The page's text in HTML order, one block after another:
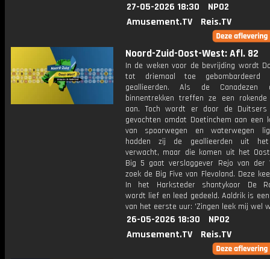
27-05-2026 18:30
NPO2
Amusement.TV
Reis.TV
Noord-Zuid-Oost-West: Afl. 82
In de weken voor de bevrijding wordt
tot driemaal toe gebombardeerd
geallieerden. Als de
binnentrekken treffen ze een rokende
aan. Toch wordt er door de Duitsers
gevochten omdat Doetinchem aan een
van spoorwegen en waterwegen
hadden zij de geallieerden uit
verwacht, maar die komen uit het
Big 5 gaat verslaggever Rejo van der
zoek de Big Five van Flevoland. Deze
In het Harksteder shantykoor De
wordt lief en leed gedeeld. Aaldrik is
van het eerste uur: 'Zingen leek mij wel
26-05-2026 18:30
NPO2
Amusement.TV
Reis.TV